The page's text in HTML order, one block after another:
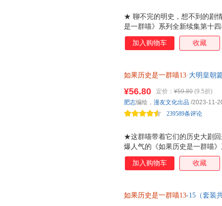
★ 聊不完的明史，想不到的剧
是一群喵》系列全新续集第十
事。摇摇欲坠的大明，是谁加
君？百变喵咪将再次上线，为
史中又会书写怎样的命运呢？
事件和人物为主轴，呈现明朝
清晰。 ★喵咪化身大场面主角
金和精细压纹
加入购物车 收藏
如果历史是一群喵13·大明皇朝
★这群喵带着它们的历史大剧
爆人气的《如果历史是一群喵
烈烈的起义后，明朝该如何延
朝前半段的风云变幻！ ★为什
澜壮阔的历史。 ★ 力求严谨有
¥56.80 定价： ¥59.80 (9.5折)
239589条评论
肥志编绘， 漫友文化出品 /2023-11-
加入购物车 收藏
如果历史是一群喵13-15（套装